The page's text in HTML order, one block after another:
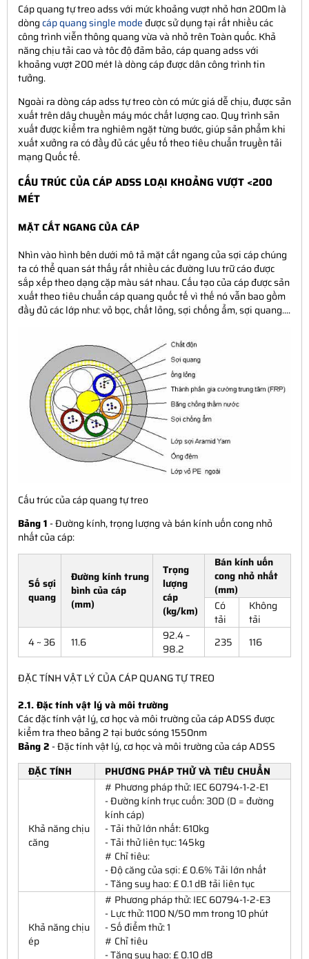
Cáp quang tự treo adss với mức khoảng vượt nhỏ hơn 200m là
dòng cáp quang single mode được sử dụng tại rất nhiều các
công trình viễn thông quang vừa và nhỏ trên Toàn quốc. Khả
năng chịu tải cao và tôc độ đảm bảo, cáp quang adss với
khoảng vượt 200 mét là dòng cáp được dân công trình tin
tưởng.
Ngoài ra dòng cáp adss tự treo còn có mức giá dễ chịu, được sản
xuất trên dây chuyền máy móc chất lượng cao. Quy trình sản
xuất được kiểm tra nghiêm ngặt từng bước, giúp sản phẩm khi
xuất xưởng ra có đầy đủ các yếu tố theo tiêu chuẩn truyền tải
mạng Quốc tế.
CẤU TRÚC CỦA CÁP ADSS LOẠI KHOẢNG VƯỢT <200
MÉT
MẶT CẮT NGANG CỦA CÁP
Nhìn vào hình bên dưới mô tả mặt cắt ngang của sợi cáp chúng
ta có thể quan sát thấy rất nhiều các đường lưu trữ cáo được
sắp xếp theo dạng cặp màu sát nhau. Cấu tạo của cáp được sản
xuất theo tiêu chuẩn cáp quang quốc tế vì thế nó vẫn bao gồm
đầy đủ các lớp như: vỏ bọc, chất lỏng, sợi chống ẩm, sợi quang....
Cấu trúc của cáp quang tự treo
Bảng 1 - Đường kính, trọng lượng và bán kính uốn cong nhỏ
nhất của cáp:
Số sợi
quang
Đường kính trung
bình của cáp
(mm)
Trọng
lượng
cáp
(kg/km)
Bán kính uốn
cong nhỏ nhất
(mm)
Có
tải
Không
tải
4 ~ 36
11.6
92.4 –
98.2
235 116
ĐẶC TÍNH VẬT LÝ CỦA CÁP QUANG TỰ TREO
2.1. Đặc tính vật lý và môi trường
Các đặc tính vật lý, cơ học và môi trường của cáp ADSS được
kiểm tra theo bảng 2 tại bước sóng 1550nm
Bảng 2 - Đặc tính vật lý, cơ học và môi trường của cáp ADSS
ĐẶC TÍNH
PHƯƠNG PHÁP THỬ VÀ TIÊU CHUẨN
Khả năng chịu
căng
# Phương pháp thử: IEC 60794-1-2-E1
- Đường kính trục cuốn: 30D (D = đường
kính cáp)
- Tải thử lớn nhất: 610kg
- Tải thử liên tục: 145kg
# Chỉ tiêu:
- Độ căng của sợi: £ 0.6% Tải lớn nhất
- Tăng suy hao: £ 0.1 dB tải liên tục
Khả năng chịu
ép
# Phương pháp thử: IEC 60794-1-2-E3
- Lực thử: 1100 N/50 mm trong 10 phút
- Số điểm thử: 1
# Chỉ tiêu
- Tăng suy hao: £ 0.10 dB